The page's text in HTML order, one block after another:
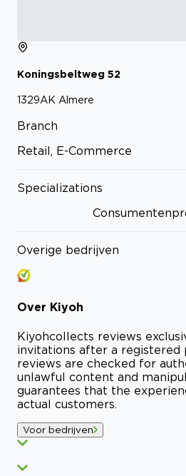
Koningsbeltweg 52
1329AK Almere
Branch
Retail, E-Commerce
Specializations
Overige bedrijven
Over Kiyoh
Kiyohcollects reviews
invitations after a registered
reviews are checked for
unlawful content and
guarantees that the
actual customers.
Voor bedrijven